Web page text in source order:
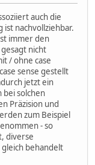
auch die
ist nachvollziehbar.
immer den
nicht
/ ohne case
sense gestellt
jetzt ein
bei solchen
Präzision und
zum Beispiel
- so
diverse
behandelt